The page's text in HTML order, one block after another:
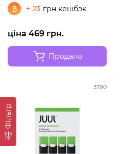
Фільтр
+ 23 грн кешбэк
ціна 469 грн.
Продано
3790